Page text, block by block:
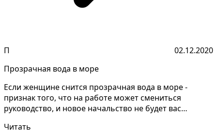
П
02.12.2020
Прозрачная вода в море
Если женщине снится прозрачная вода в море -
признак того, что на работе может смениться
руководство, и новое начальство не будет вас
Читать